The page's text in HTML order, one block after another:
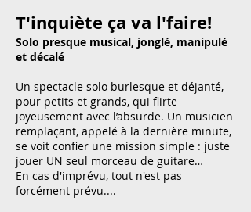
T'inquiète ça va l'faire!
Solo presque musical, jonglé, manipulé
et décalé
Un spectacle solo burlesque et déjanté,
pour petits et grands, qui flirte
joyeusement avec l’absurde. Un musicien
remplaçant, appelé à la dernière minute,
se voit confier une mission simple : juste
jouer UN seul morceau de guitare…
En cas d'imprévu, tout n'est pas
forcément prévu....